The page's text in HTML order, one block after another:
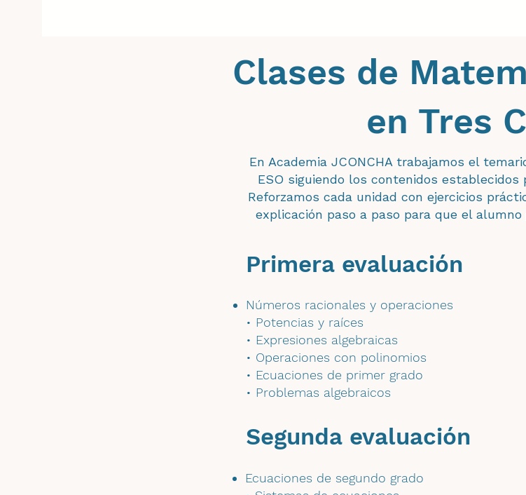
Clases de
en Tres
En Academia JCONCHA trabajamos el
ESO siguiendo los contenidos establecidos
Reforzamos cada unidad con ejercicios
explicación paso a paso para que el
Primera evaluación
Números racionales y operaciones
• Potencias y raíces
• Expresiones algebraicas
• Operaciones con polinomios
• Ecuaciones de primer grado
• Problemas algebraicos
Segunda evaluación
Ecuaciones de segundo grado